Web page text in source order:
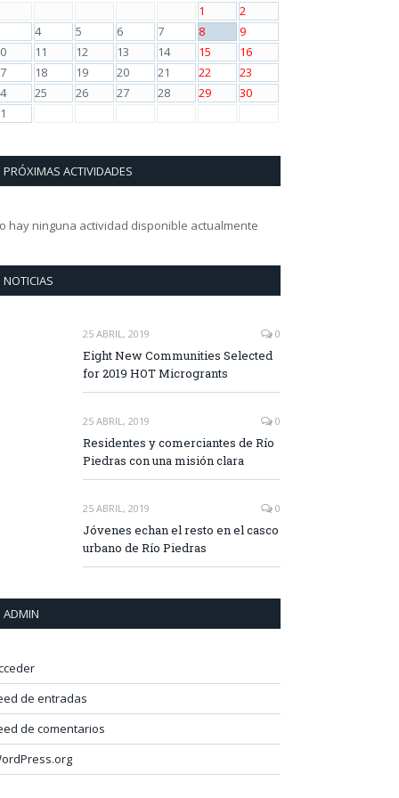
1
2
4 5 6 7 8
9
11 12 13 14 15
16
18 19 20 21 22
23
25 26 27 28 29
30
PRÓXIMAS ACTIVIDADES
hay ninguna actividad disponible actualmente
NOTICIAS
25 ABRIL, 2019 0
Eight New Communities Selected
for 2019 HOT Microgrants
25 ABRIL, 2019 0
Residentes y comerciantes de Río
Piedras con una misión clara
25 ABRIL, 2019 0
Jóvenes echan el resto en el casco
urbano de Río Piedras
ADMIN
de entradas
de comentarios